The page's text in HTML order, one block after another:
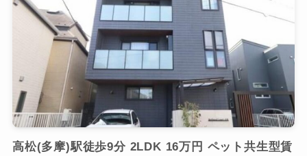
高松(多摩)駅徒歩9分 2LDK 16万円 ペット共生型賃